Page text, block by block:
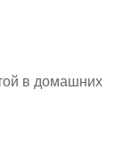
в домашних